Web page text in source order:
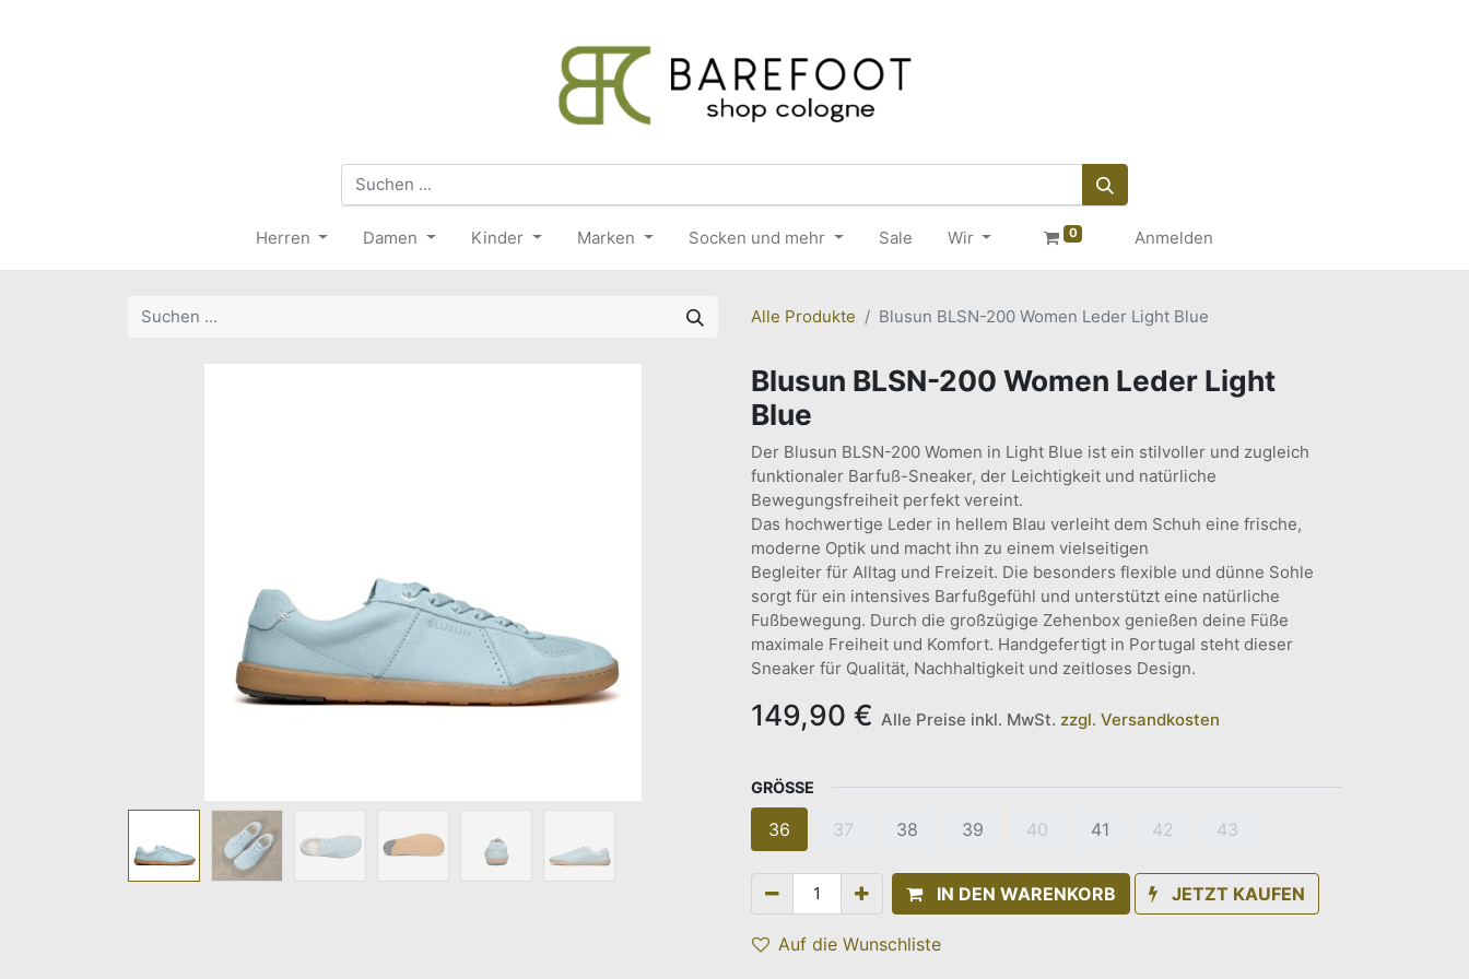
Herren Damen Kinder Marken Socken und mehr Sale Wir 0 Anmelden
Alle Produkte Blusun BLSN-200 Women Leder Light Blue
Blusun BLSN-200 Women Leder Light
Blue
Der Blusun BLSN-200 Women in Light Blue ist ein stilvoller und zugleich
funktionaler Barfuß-Sneaker, der Leichtigkeit und natürliche
Bewegungsfreiheit perfekt vereint.
Das hochwertige Leder in hellem Blau verleiht dem Schuh eine frische,
moderne Optik und macht ihn zu einem vielseitigen
Begleiter für Alltag und Freizeit. Die besonders flexible und dünne Sohle
sorgt für ein intensives Barfußgefühl und unterstützt eine natürliche
Fußbewegung. Durch die großzügige Zehenbox genießen deine Füße
maximale Freiheit und Komfort. Handgefertigt in Portugal steht dieser
Sneaker für Qualität, Nachhaltigkeit und zeitloses Design.
149,90 € Alle Preise inkl. MwSt. zzgl. Versandkosten
GRÖSSE
36 37 38 39 40 41 42 43
IN DEN WARENKORB JETZT KAUFEN
Auf die Wunschliste